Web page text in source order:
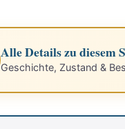
Alle Details zu diesem
Geschichte, Zustand &